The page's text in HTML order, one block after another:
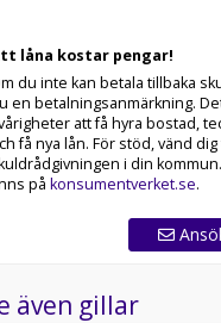
låna kostar pengar!
du inte kan betala tillbaka
en betalningsanmärkning.
att få hyra bostad,
få nya lån. För stöd, vänd
i din
på konsumentverket.se.
även gillar